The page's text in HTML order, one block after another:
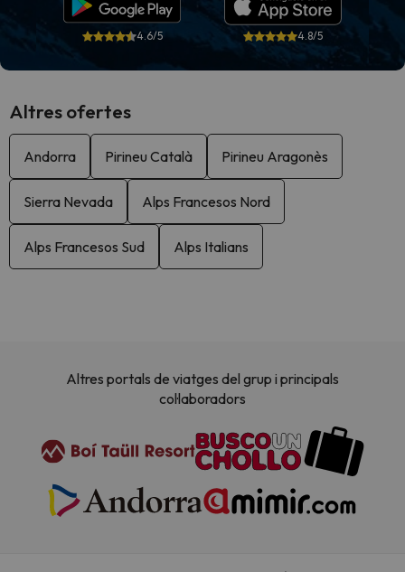
4.6/5 4.8/5
Altres ofertes
Andorra Pirineu Català Pirineu Aragonès
Sierra Nevada Alps Francesos Nord
Alps Francesos Sud Alps Italians
Altres portals de viatges del grup i principals
col·laboradors